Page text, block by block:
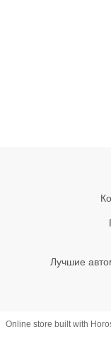
Лучшие
Online store built with